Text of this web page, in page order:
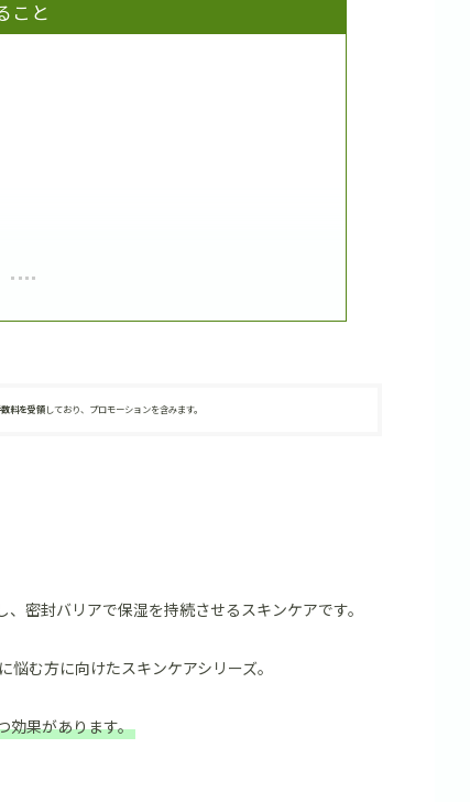
こと
料を受領しており、プロモーションを含みます。
密封バリアで保湿を持続させるスキンケアです。
む方に向けたスキンケアシリーズ。
効果があります。